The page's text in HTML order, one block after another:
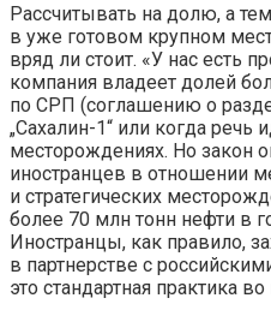
Рассчитывать на долю, а
в уже готовом крупном
вряд ли стоит. «У нас есть
компания владеет долей
по СРП (соглашению о
„Сахалин-1“ или когда речь
месторождениях. Но закон
иностранцев в отношении
и стратегических
более 70 млн тонн нефти в
Иностранцы, как правило,
в партнерстве с
это стандартная практика